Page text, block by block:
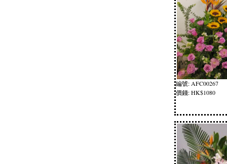
編號: AFC00267
價錢: HK$1080